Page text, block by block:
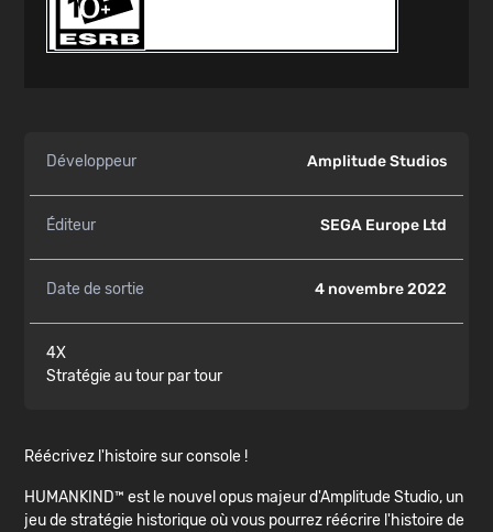
Développeur Amplitude Studios
Éditeur SEGA Europe Ltd
Date de sortie 4 novembre 2022
4X
Stratégie au tour par tour
Réécrivez l'histoire sur console !
HUMANKIND™ est le nouvel opus majeur d'Amplitude Studio, un
jeu de stratégie historique où vous pourrez réécrire l'histoire de